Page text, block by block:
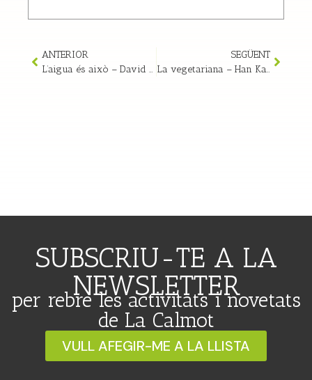
ANTERIOR
L’aigua és això – David Foster Wallace
SEGÜENT
La vegetariana – Han Kang
SUBSCRIU-TE A LA
NEWSLETTER
per rebre les activitats i novetats
de La Calmot
VULL AFEGIR-ME A LA LLISTA